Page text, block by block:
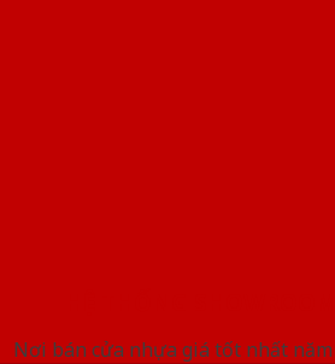
Nơi bán cửa nhựa giá tốt nhất